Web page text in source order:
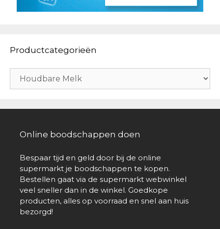
Productcategorieën
Online boodschappen doen
Bespaar tijd en geld door bij de online
supermarkt je boodschappen te kopen.
Bestellen gaat via de supermarkt webwinkel
veel sneller dan in de winkel. Goedkope
producten, alles op voorraad en snel aan huis
bezorgd!